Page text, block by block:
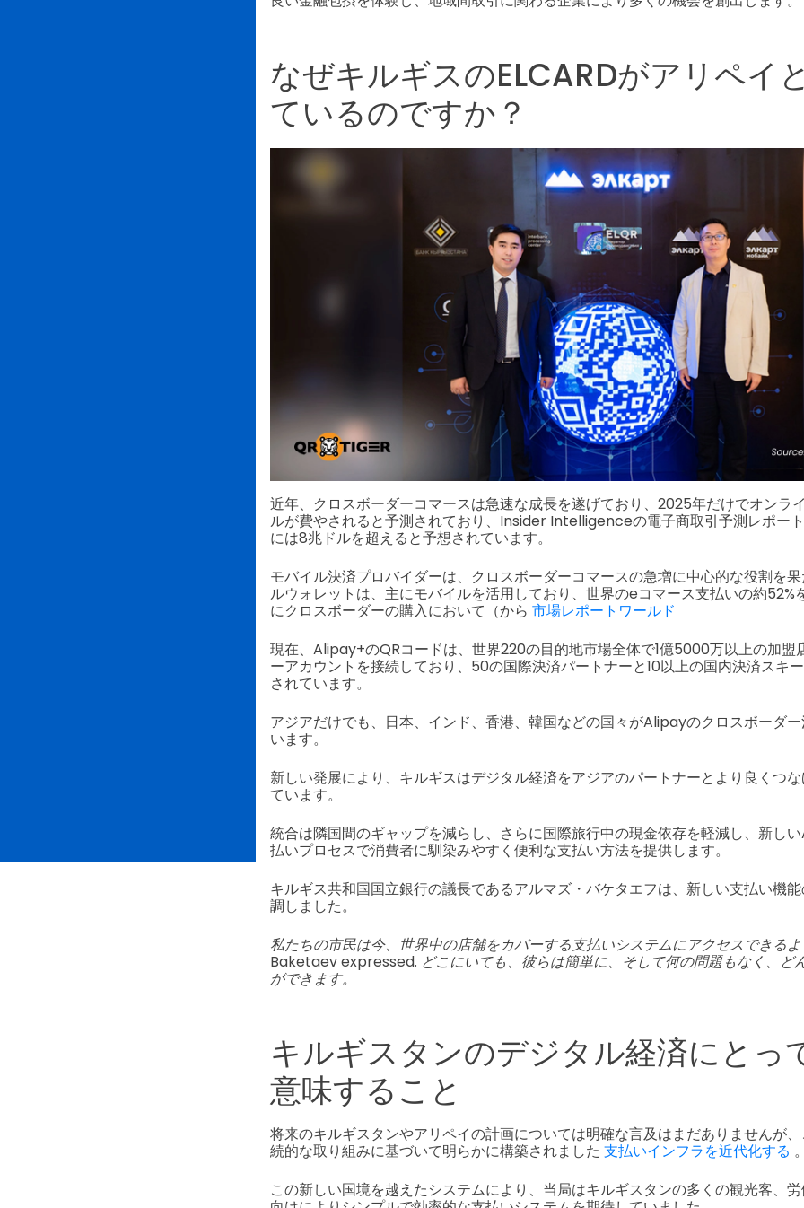
なぜキルギスのELCARDがアリペイ
ているのですか？
近年、クロスボーダーコマースは急速な成長を遂げており、2025年だけでオンラ
ルが費やされると予測されており、Insider Intelligenceの電子商取引予測レポー
には8兆ドルを超えると予想されています。
モバイル決済プロバイダーは、クロスボーダーコマースの急増に中心的な役割を
ルウォレットは、主にモバイルを活用しており、世界のeコマース支払いの約52%
にクロスボーダーの購入において（から 市場レポートワールド
現在、Alipay+のQRコードは、世界220の目的地市場全体で1億5000万以上の加盟
ーアカウントを接続しており、50の国際決済パートナーと10以上の国内決済スキ
されています。
アジアだけでも、日本、インド、香港、韓国などの国々がAlipayのクロスボーダ
います。
新しい発展により、キルギスはデジタル経済をアジアのパートナーとより良くつ
ています。
統合は隣国間のギャップを減らし、さらに国際旅行中の現金依存を軽減し、新し
払いプロセスで消費者に馴染みやすく便利な支払い方法を提供します。
キルギス共和国国立銀行の議長であるアルマズ・バケタエフは、新しい支払い機
調しました。
私たちの市民は今、世界中の店舗をカバーする支払いシステムにアクセスできる
Baketaev expressed. どこにいても、彼らは簡単に、そして何の問題もなく、ど
ができます。
キルギスタンのデジタル経済にとっ
意味すること
将来のキルギスタンやアリペイの計画については明確な言及はまだありませんが
続的な取り組みに基づいて明らかに構築されました 支払いインフラを近代化する
この新しい国境を越えたシステムにより、当局はキルギスタンの多くの観光客、